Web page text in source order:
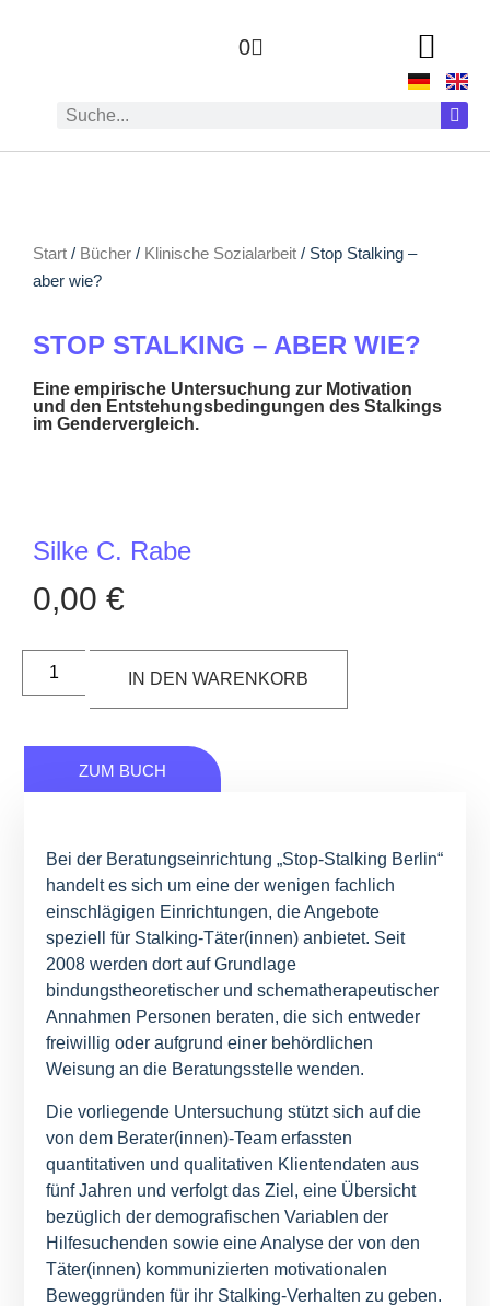
0
Start / Bücher / Klinische Sozialarbeit / Stop Stalking –
aber wie?
STOP STALKING – ABER WIE?
Eine empirische Untersuchung zur Motivation
und den Entstehungsbedingungen des Stalkings
im Gendervergleich.
Silke C. Rabe
0,00 €
IN DEN WARENKORB
ZUM BUCH
Bei der Beratungseinrichtung „Stop-Stalking Berlin“
handelt es sich um eine der wenigen fachlich
einschlägigen Einrichtungen, die Angebote
speziell für Stalking-Täter(innen) anbietet. Seit
2008 werden dort auf Grundlage
bindungstheoretischer und schematherapeutischer
Annahmen Personen beraten, die sich entweder
freiwillig oder aufgrund einer behördlichen
Weisung an die Beratungsstelle wenden.
Die vorliegende Untersuchung stützt sich auf die
von dem Berater(innen)-Team erfassten
quantitativen und qualitativen Klientendaten aus
fünf Jahren und verfolgt das Ziel, eine Übersicht
bezüglich der demografischen Variablen der
Hilfesuchenden sowie eine Analyse der von den
Täter(innen) kommunizierten motivationalen
Beweggründen für ihr Stalking-Verhalten zu geben.